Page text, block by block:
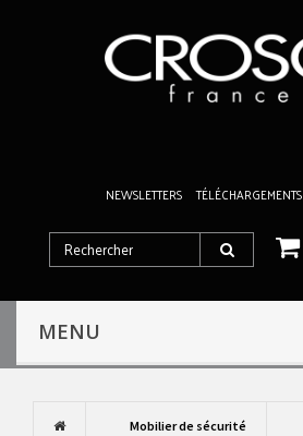
NEWSLETTERS TÉLÉCHARGEMENTS
MENU
Mobilier de sécurité